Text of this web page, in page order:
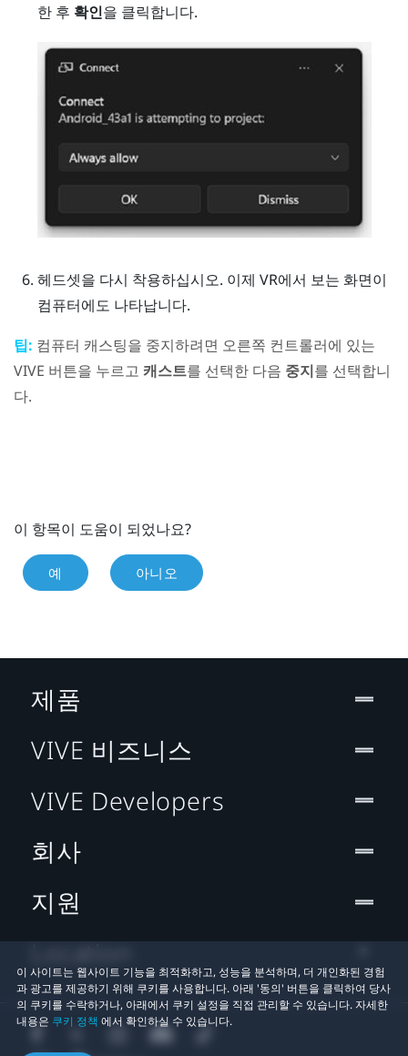
한 후 확인을 클릭합니다.
헤드셋을 다시 착용하십시오. 이제 VR에서 보는 화면이
컴퓨터에도 나타납니다.
팁: 컴퓨터 캐스팅을 중지하려면 오른쪽 컨트롤러에 있는
VIVE 버튼을 누르고 캐스트를 선택한 다음 중지를 선택합니
다.
이 항목이 도움이 되었나요?
예 아니오
이 사이트는 웹사이트 기능을 최적화하고, 성능을 분석하며, 더 개인화된 경험
과 광고를 제공하기 위해 쿠키를 사용합니다. 아래 '동의' 버튼을 클릭하여 당사
의 쿠키를 수락하거나, 아래에서 쿠키 설정을 직접 관리할 수 있습니다. 자세한
내용은 쿠키 정책 에서 확인하실 수 있습니다.
제품
VIVE 비즈니스
VIVE Developers
회사
지원
Location